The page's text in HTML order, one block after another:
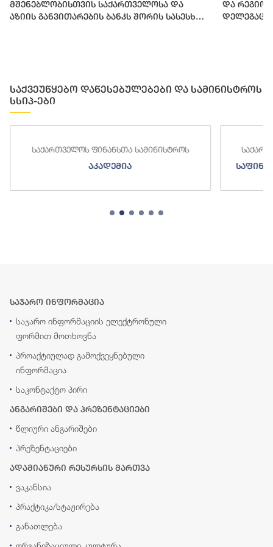
მშენებლობისთვის საქართველოსა და
აზიის განვითარების ბანკს შორის სასესხო
და
საქვეუწყებო დაწესებულებები და სამინისტროს
სსიპ-ები
საქართველოს ფინანსთა სამინისტროს
საფინანსო-ანალიტიკური სამსახური
საჯარო ინფორმაცია
საჯარო ინფორმაციის ელექტრონული
ფორმით მოთხოვნა
პროაქტიულად გამოქვეყნებული
ინფორმაცია
საკონტაქტო პირი
ანგარიშები და პრეზენტაციები
წლიური ანგარიშები
პრეზენტაციები
ადამიანური რესურსის მართვა
ვაკანსია
პრაქტიკა/სტაჟირება
განათლება